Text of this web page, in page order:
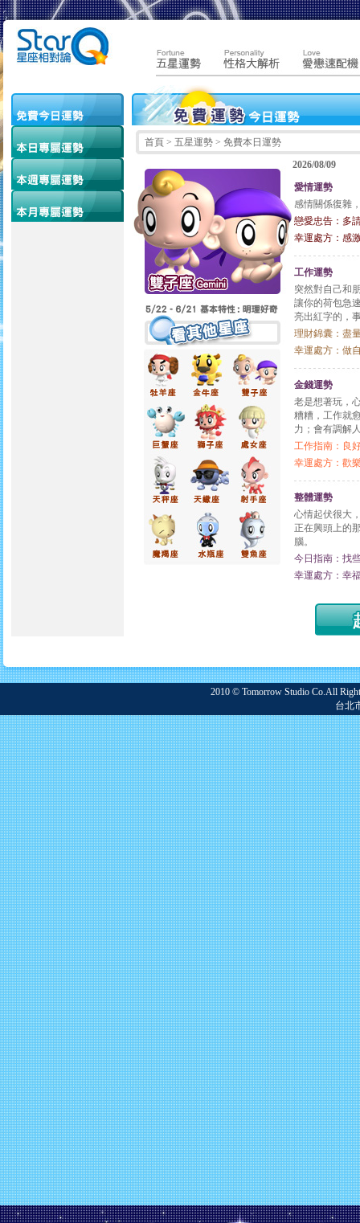
首頁 > 五星運勢 > 免費本日運勢
2026/08/09
愛情運勢
感情關係復雜
戀愛忠告：多
幸運處方：感
工作運勢
突然對自己和
讓你的荷包急
亮出紅字的，
理財錦囊：盡
幸運處方：做
金錢運勢
老是想著玩，
糟糟，工作就
力；會有調解
工作指南：良
幸運處方：歡
整體運勢
心情起伏很大
正在興頭上的
腦。
今日指南：找
幸運處方：幸
2010 © Tomorrow Studio Co.All
台北